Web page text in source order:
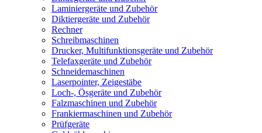
Laminiergeräte und Zubehör
Diktiergeräte und Zubehör
Rechner
Schreibmaschinen
Drucker, Multifunktionsgeräte und Zubehör
Telefaxgeräte und Zubehör
Schneidemaschinen
Laserpointer, Zeigestäbe
Loch-, Ösgeräte und Zubehör
Falzmaschinen und Zubehör
Frankiermaschinen und Zubehör
Prüfgeräte